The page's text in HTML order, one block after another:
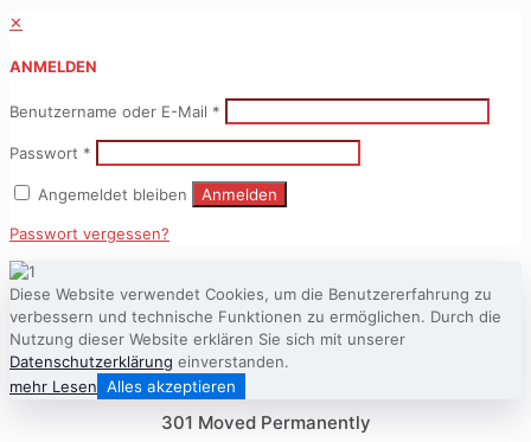
✕
ANMELDEN
Benutzername oder E-Mail *
Passwort *
Angemeldet bleiben Anmelden
Passwort vergessen?
Diese Website verwendet Cookies, um die Benutzererfahrung zu
verbessern und technische Funktionen zu ermöglichen. Durch die
Nutzung dieser Website erklären Sie sich mit unserer
Datenschutzerklärung einverstanden.
mehr Lesen Alles akzeptieren
301 Moved Permanently